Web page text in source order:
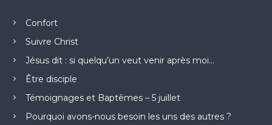
Confort
Suivre Christ
Jésus dit : si quelqu’un veut venir après moi…
Être disciple
Témoignages et Baptêmes – 5 juillet
Pourquoi avons-nous besoin les uns des autres ?